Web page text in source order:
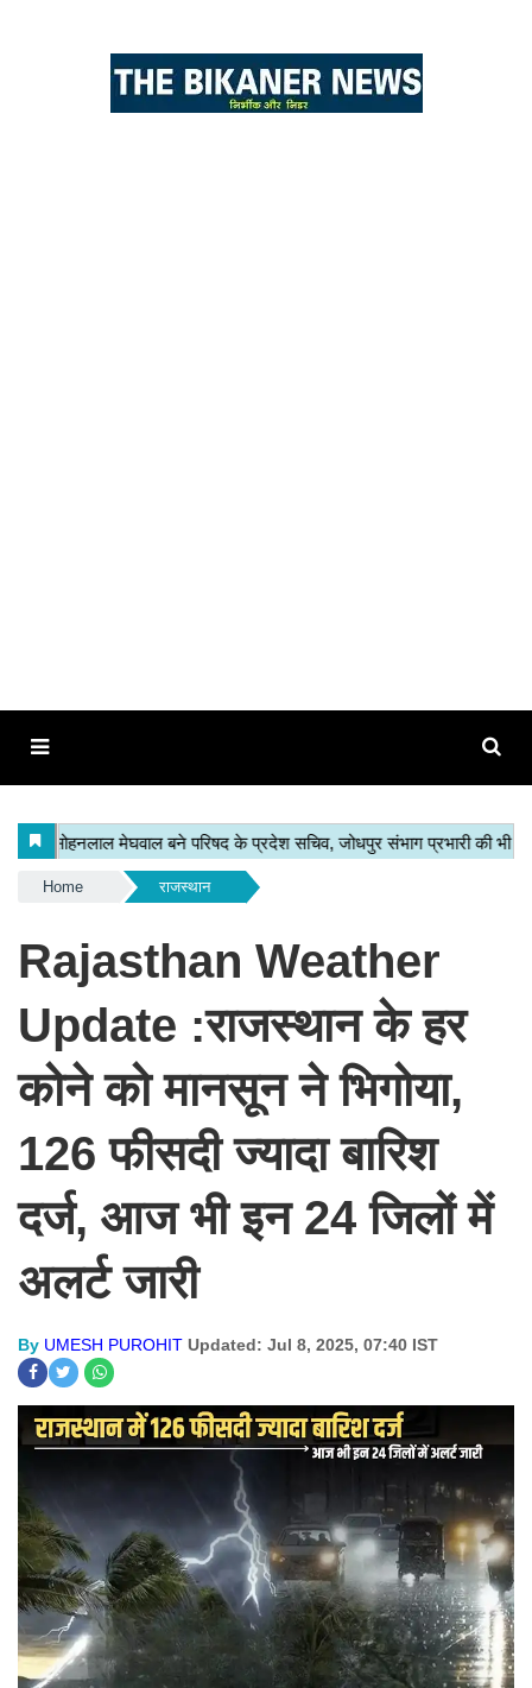
Home राजस्थान
Rajasthan Weather
Update :राजस्थान के हर
कोने को मानसून ने भिगोया,
126 फीसदी ज्यादा बारिश
दर्ज, आज भी इन 24 जिलों में
अलर्ट जारी
By UMESH PUROHIT Updated: Jul 8, 2025, 07:40 IST